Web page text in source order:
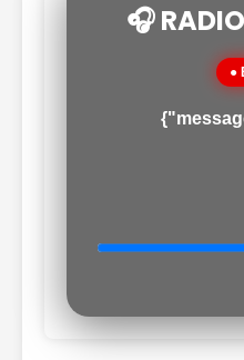
🎧
●